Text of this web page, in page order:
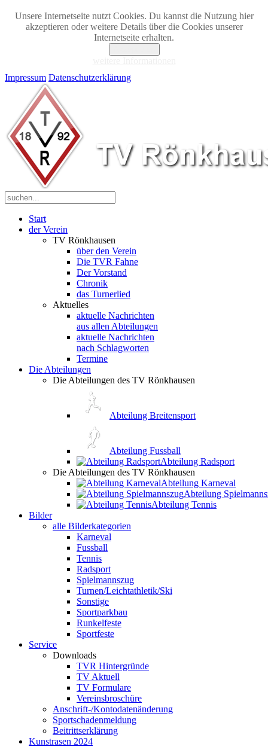
Unsere Internetseite nutzt Cookies. Du kannst die Nutzung hier
akzeptieren oder weitere Details über die Cookies unserer
Internetseite erhalten.
Impressum Datenschutzerklärung
Start
der Verein
TV Rönkhausen
über den Verein
Die TVR Fahne
Der Vorstand
Chronik
das Turnerlied
Aktuelles
aktuelle Nachrichten
aus allen Abteilungen
aktuelle Nachrichten
nach Schlagworten
Termine
Die Abteilungen
Die Abteilungen des TV Rönkhausen
Abteilung Breitensport
Abteilung Fussball
Abteilung Radsport
Die Abteilungen des TV Rönkhausen
Abteilung Karneval
Abteilung
Abteilung Tennis
Bilder
alle Bilderkategorien
Karneval
Fussball
Tennis
Radsport
Spielmannszug
Turnen/Leichtathletik/Ski
Sonstige
Sportparkbau
Runkelfeste
Sportfeste
Service
Downloads
TVR Hintergründe
TV Aktuell
TV Formulare
Vereinsbroschüre
Anschrift-/Kontodatenänderung
Sportschadenmeldung
Beitrittserklärung
Kunstrasen 2024